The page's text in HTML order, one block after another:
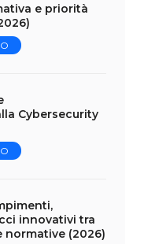
e priorità
Cybersecurity
innovativi tra
normative (2026)